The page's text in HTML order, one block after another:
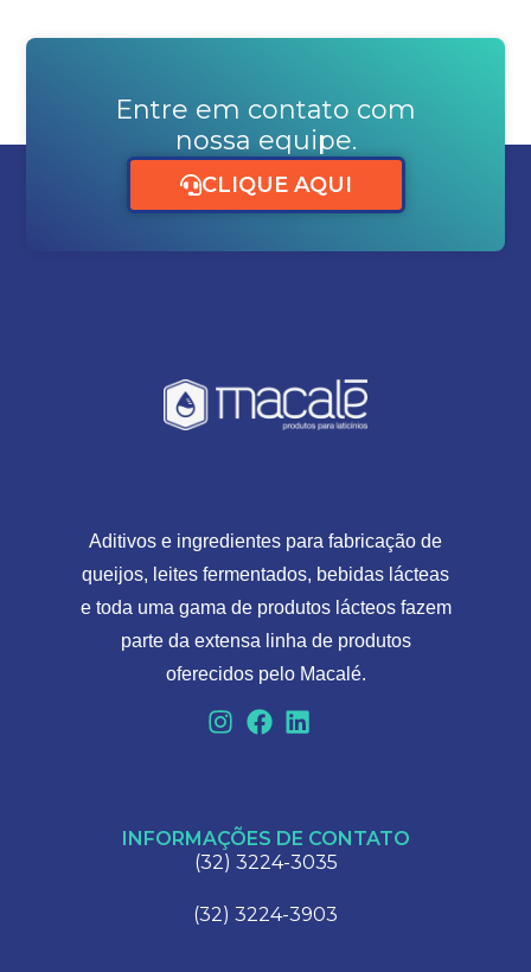
Entre em contato com
nossa equipe.
CLIQUE AQUI
Aditivos e ingredientes para fabricação de
queijos, leites fermentados, bebidas lácteas
e toda uma gama de produtos lácteos fazem
parte da extensa linha de produtos
oferecidos pelo Macalé.
INFORMAÇÕES DE CONTATO
(32) 3224-3035
(32) 3224-3903